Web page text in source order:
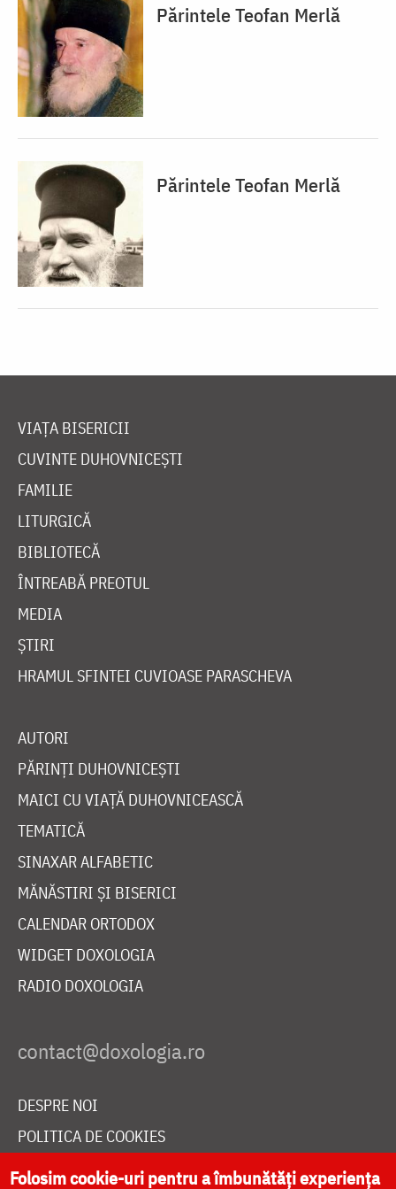
Părintele Teofan Merlă
Părintele Teofan Merlă
VIAȚA BISERICII
CUVINTE DUHOVNICEȘTI
FAMILIE
LITURGICĂ
BIBLIOTECĂ
ÎNTREABĂ PREOTUL
MEDIA
ȘTIRI
HRAMUL SFINTEI CUVIOASE PARASCHEVA
AUTORI
PĂRINȚI DUHOVNICEȘTI
MAICI CU VIAȚĂ DUHOVNICEASCĂ
TEMATICĂ
SINAXAR ALFABETIC
MĂNĂSTIRI ȘI BISERICI
CALENDAR ORTODOX
WIDGET DOXOLOGIA
RADIO DOXOLOGIA
DESPRE NOI
POLITICA DE COOKIES
DONEAZĂ ONLINE PENTRU CATEDRALA NAȚIONALĂ
Folosim cookie-uri pentru a îmbunătăți experiența